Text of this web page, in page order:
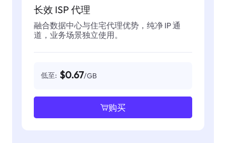
长效 ISP 代理
融合数据中心与住宅代理优势，纯净 IP 通
道，业务场景独立使用。
低至: $0.67/GB
购买